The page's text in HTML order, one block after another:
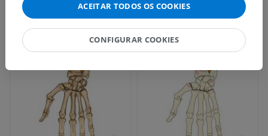
ACEITAR TODOS OS COOKIES
CONFIGURAR COOKIES